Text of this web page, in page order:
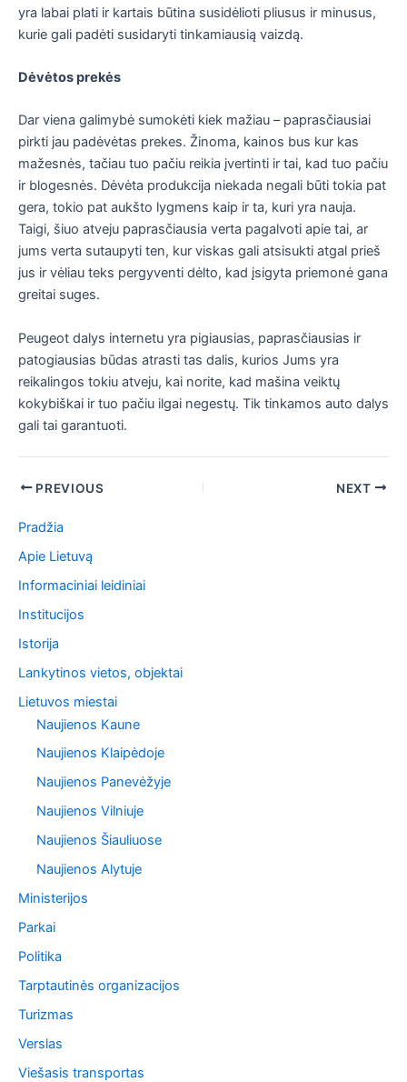
yra labai plati ir kartais būtina susidėlioti pliusus ir minusus,
kurie gali padėti susidaryti tinkamiausią vaizdą.
Dėvėtos prekės
Dar viena galimybė sumokėti kiek mažiau – paprasčiausiai
pirkti jau padėvėtas prekes. Žinoma, kainos bus kur kas
mažesnės, tačiau tuo pačiu reikia įvertinti ir tai, kad tuo pačiu
ir blogesnės. Dėvėta produkcija niekada negali būti tokia pat
gera, tokio pat aukšto lygmens kaip ir ta, kuri yra nauja.
Taigi, šiuo atveju paprasčiausia verta pagalvoti apie tai, ar
jums verta sutaupyti ten, kur viskas gali atsisukti atgal prieš
jus ir vėliau teks pergyventi dėlto, kad įsigyta priemonė gana
greitai suges.
Peugeot dalys internetu yra pigiausias, paprasčiausias ir
patogiausias būdas atrasti tas dalis, kurios Jums yra
reikalingos tokiu atveju, kai norite, kad mašina veiktų
kokybiškai ir tuo pačiu ilgai negestų. Tik tinkamos auto dalys
gali tai garantuoti.
PostPREVIOUS NEXT
Pradžia
Apie Lietuvą
Informaciniai leidiniai
Institucijos
Istorija
Lankytinos vietos, objektai
Lietuvos miestai
Naujienos Kaune
Naujienos Klaipėdoje
Naujienos Panevėžyje
Naujienos Vilniuje
Naujienos Šiauliuose
Naujienos Alytuje
Ministerijos
Parkai
Politika
Tarptautinės organizacijos
Turizmas
Verslas
Viešasis transportas